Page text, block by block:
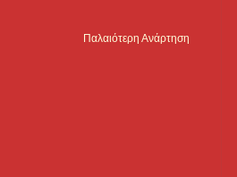
Παλαιότερη Ανάρτηση